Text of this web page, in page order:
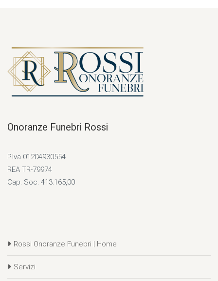
Onoranze Funebri Rossi
P.Iva 01204930554
REA TR-79974
Cap. Soc. 413.165,00
Rossi Onoranze Funebri | Home
Servizi